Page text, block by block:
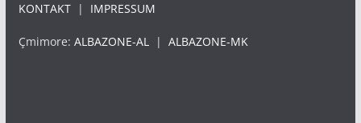
KONTAKT| IMPRESSUM
Çmimore: ALBAZONE-AL| ALBAZONE-MK